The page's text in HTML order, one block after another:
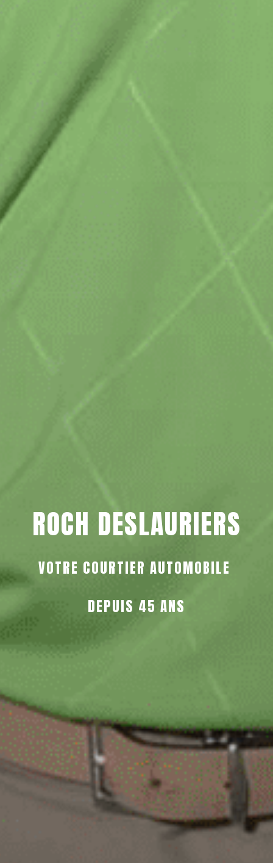
ROCH DESLAURIERS
VOTRE COURTIER AUTOMOBILE
DEPUIS 45 ANS